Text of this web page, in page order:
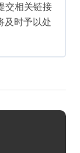
交相关链接
及时予以处